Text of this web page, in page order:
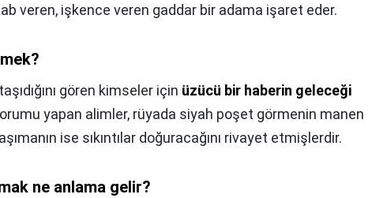
veren, işkence veren gaddar bir adama işaret eder.
gören kimseler için üzücü bir haberin geleceği
yapan alimler, rüyada siyah poşet görmenin manen
ise sıkıntılar doğuracağını rivayet etmişlerdir.
ne anlama gelir?